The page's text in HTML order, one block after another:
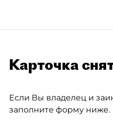
Карточка
Если Вы владелец и
заполните форму ниже.